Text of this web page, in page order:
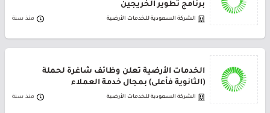
برنامج تطوير الخريجين
الشركة السعودية للخدمات الأرضية منذ سنة
الخدمات الأرضية تعلن وظائف شاغرة لحملة
(الثانوية فأعلى) بمجال خدمة العملاء
الشركة السعودية للخدمات الأرضية منذ سنة